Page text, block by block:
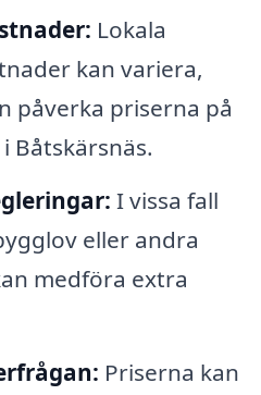
Lokala
kan variera,
påverka priserna på
Båtskärsnäs.
I vissa fall
eller andra
medföra extra
Priserna kan